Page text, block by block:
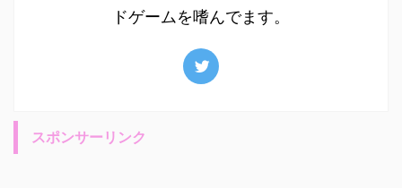
ドゲームを嗜んでます。
スポンサーリンク